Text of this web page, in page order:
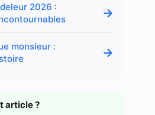
2026 :
→
monsieur :
→
article ?